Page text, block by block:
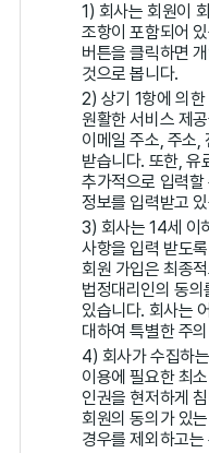
1) 회사는 회원이
조항이 포함되어
버튼을 클릭하면
것으로 봅니다.
2) 상기 1항에 의
원활한 서비스 제
이메일 주소, 주소,
받습니다. 또한, 유
추가적으로 입력할
정보를 입력받고
3) 회사는 14세 이
사항을 입력 받도
회원 가입은 최종
법정대리인의 동
있습니다. 회사는
대하여 특별한 주
4) 회사가 수집하
이용에 필요한 최
인권을 현저하게
회원의 동의가 있
경우를 제외하고